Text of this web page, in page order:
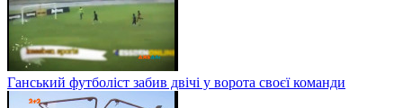
Ганський футболіст забив двічі у ворота своєї команди